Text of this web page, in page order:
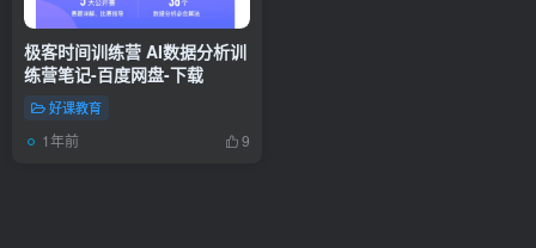
极客时间训练营 AI数据分析训
练营笔记-百度网盘-下载
好课教育
1年前 9